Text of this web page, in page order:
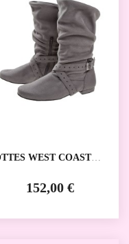
WEST COAST
152,00 €